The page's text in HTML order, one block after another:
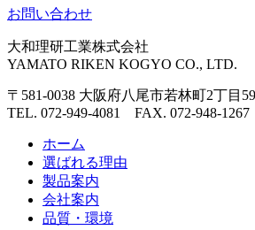
お問い合わせ
大和理研工業株式会社
YAMATO RIKEN KOGYO CO., LTD.
〒581-0038 大阪府八尾市若林町2丁目
TEL. 072-949-4081 FAX. 072-948-1267
ホーム
選ばれる理由
製品案内
会社案内
品質・環境